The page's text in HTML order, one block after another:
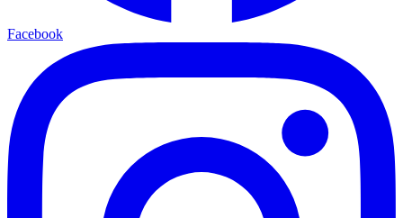
Facebook